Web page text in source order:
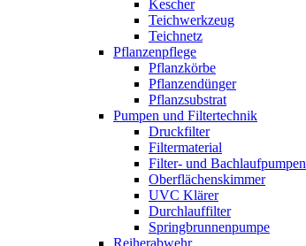
Kescher
Teichwerkzeug
Teichnetz
Pflanzenpflege
Pflanzkörbe
Pflanzendünger
Pflanzsubstrat
Pumpen und Filtertechnik
Druckfilter
Filtermaterial
Filter- und Bachlaufpumpen
Oberflächenskimmer
UVC Klärer
Durchlauffilter
Springbrunnenpumpe
Reiherabwehr